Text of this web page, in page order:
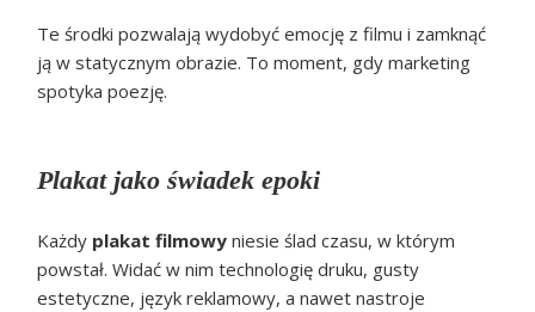
Te środki pozwalają wydobyć emocję z filmu i zamknąć
ją w statycznym obrazie. To moment, gdy marketing
spotyka poezję.
Plakat jako świadek epoki
Każdy plakat filmowy niesie ślad czasu, w którym
powstał. Widać w nim technologię druku, gusty
estetyczne, język reklamowy, a nawet nastroje